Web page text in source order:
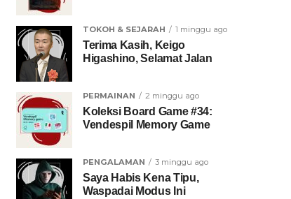
TOKOH & SEJARAH 1 minggu ago
Terima Kasih, Keigo
Higashino, Selamat Jalan
PERMAINAN 2 minggu ago
Koleksi Board Game #34:
Vendespil Memory Game
PENGALAMAN 3 minggu ago
Saya Habis Kena Tipu,
Waspadai Modus Ini